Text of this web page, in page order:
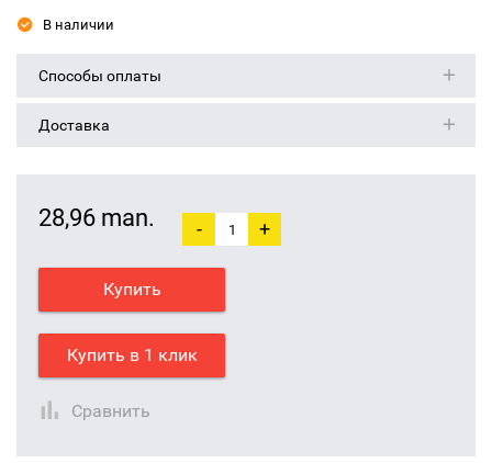
В наличии
Способы оплаты
Доставка
28,96 man. - +
Купить
Купить в 1 клик
Сравнить